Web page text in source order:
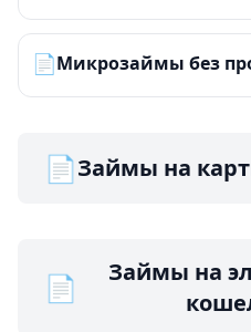
📄
📄Займы на
📄
Займы на